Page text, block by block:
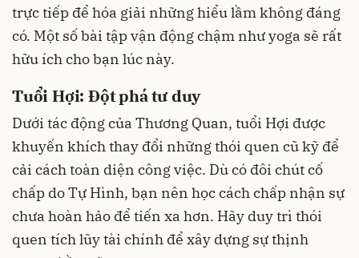
trực tiếp để hóa giải những hiểu lầm không đáng
có. Một số bài tập vận động chậm như yoga sẽ rất
hữu ích cho bạn lúc này.
Tuổi Hợi: Đột phá tư duy
Dưới tác động của Thương Quan, tuổi Hợi được
khuyến khích thay đổi những thói quen cũ kỹ để
cải cách toàn diện công việc. Dù có đôi chút cố
chấp do Tự Hình, bạn nên học cách chấp nhận sự
chưa hoàn hảo để tiến xa hơn. Hãy duy trì thói
quen tích lũy tài chính để xây dựng sự thịnh